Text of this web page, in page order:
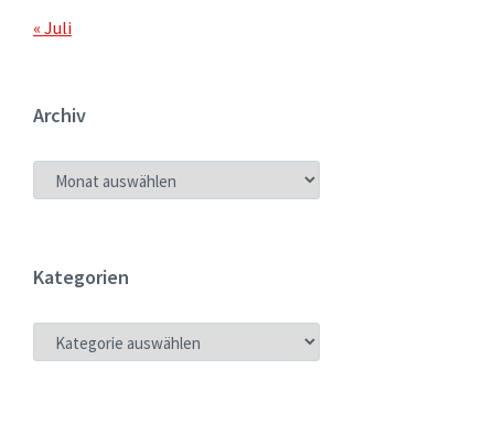
« Juli
Archiv
ARCHIV
Kategorien
KATEGORIEN